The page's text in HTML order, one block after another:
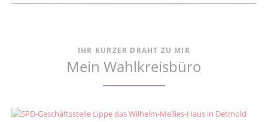
IHR KURZER DRAHT ZU MIR
Mein Wahlkreisbüro